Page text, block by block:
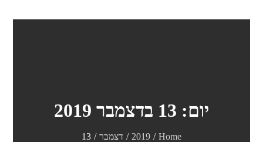
יום: 13 בדצמבר 2019
Home
2019 דצמבר 13